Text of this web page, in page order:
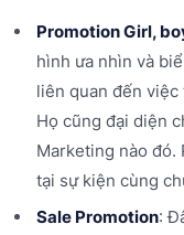
Promotion Girl,
hình ưa nhìn và
liên quan đến việc
Họ cũng đại diện
Marketing nào
tại sự kiện cùng
Sale Promotion: